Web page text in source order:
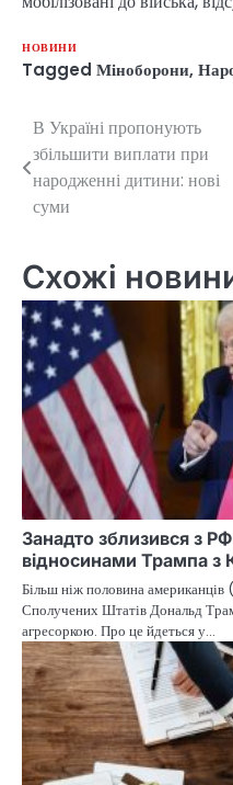
НОВИНИ
Tagged Міноборони,
Навігація
записів
В Україні пропонують
збільшити виплати при
народженні дитини: нові
суми
Схожі
Занадто зблизився з
відносинами Трампа
Більш ніж половина
Сполучених Штатів Дональд
агресоркою. Про це йдеться у…